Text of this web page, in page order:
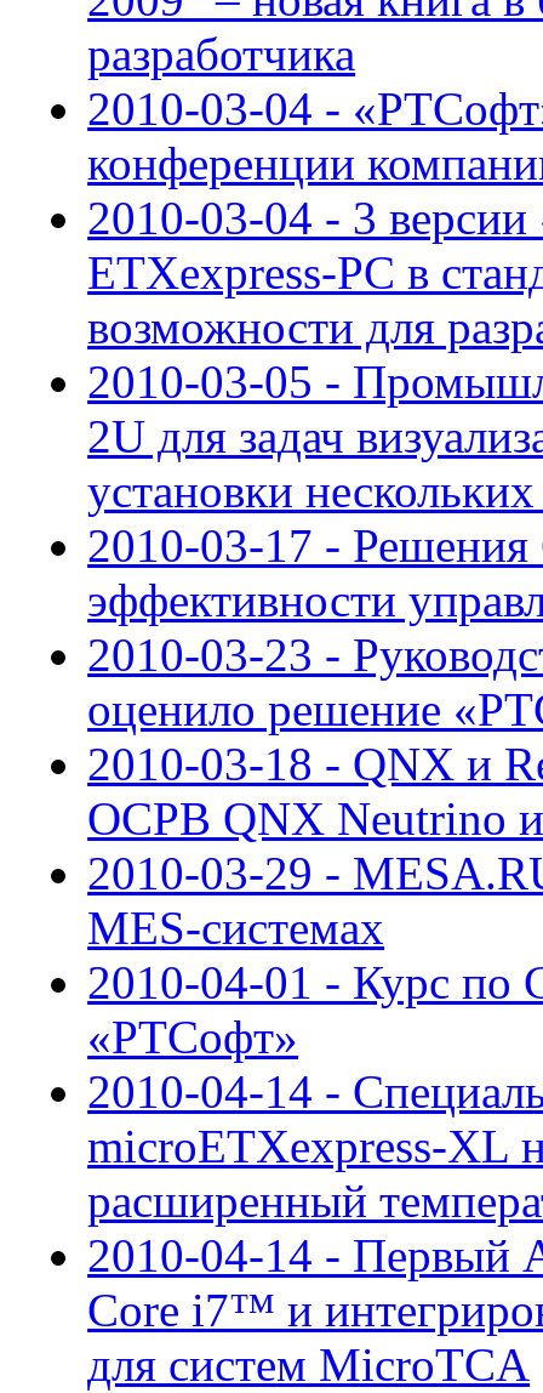
разработчика
2010-03-04 -
конференции
2010-03-04 - 3
ETXexpress-PC в
возможности для
2010-03-05 -
2U для задач
установки
2010-03-17 -
эффективности
2010-03-23 -
оценило решение
2010-03-18 - QNX и
ОСРВ QNX Neutrino
2010-03-29 -
MES-системах
2010-04-01 - Курс по
«РТСофт»
2010-04-14 -
microETXexpress-XL
расширенный
2010-04-14 - Первый
Core i7™ и
для систем MicroTCA